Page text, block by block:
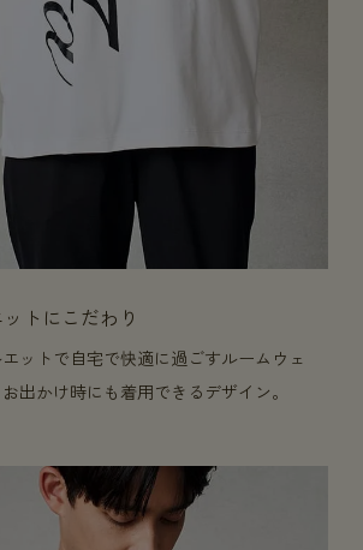
トにこだわり
ットで自宅で快適に過ごすルームウェ
出かけ時にも着用できるデザイン。